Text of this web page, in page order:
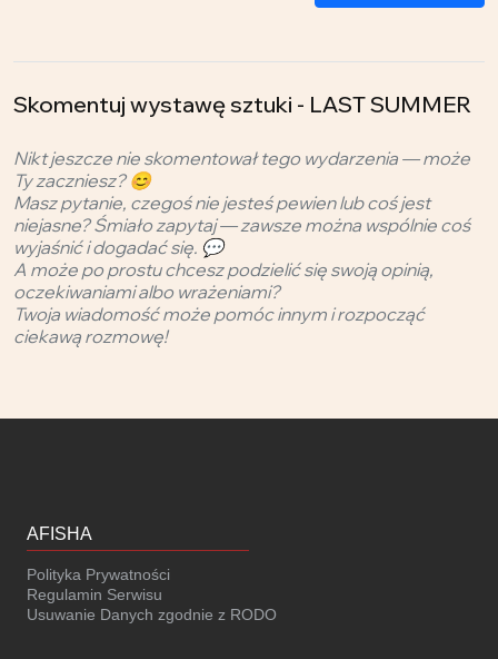
Skomentuj wystawę sztuki - LAST SUMMER
Nikt jeszcze nie skomentował tego wydarzenia — może
Ty zaczniesz? 😊
Masz pytanie, czegoś nie jesteś pewien lub coś jest
niejasne? Śmiało zapytaj — zawsze można wspólnie coś
wyjaśnić i dogadać się. 💬
A może po prostu chcesz podzielić się swoją opinią,
oczekiwaniami albo wrażeniami?
Twoja wiadomość może pomóc innym i rozpocząć
ciekawą rozmowę!
AFISHA
Polityka Prywatności
Regulamin Serwisu
Usuwanie Danych zgodnie z RODO